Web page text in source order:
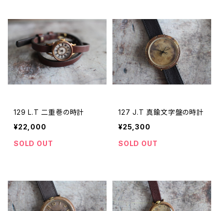
129 L.T 二重巻の時計
¥22,000
SOLD OUT
127 J.T 真鍮文字盤の時計
¥25,300
SOLD OUT